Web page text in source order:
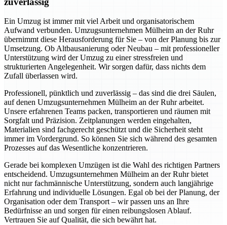
Ein Umzug ist immer mit viel Arbeit und organisatorischem
Aufwand verbunden. Umzugsunternehmen Mülheim an der Ruhr
übernimmt diese Herausforderung für Sie – von der Planung bis zur
Umsetzung. Ob Altbausanierung oder Neubau – mit professioneller
Unterstützung wird der Umzug zu einer stressfreien und
strukturierten Angelegenheit. Wir sorgen dafür, dass nichts dem
Zufall überlassen wird.
Professionell, pünktlich und zuverlässig – das sind die drei Säulen,
auf denen Umzugsunternehmen Mülheim an der Ruhr arbeitet.
Unsere erfahrenen Teams packen, transportieren und räumen mit
Sorgfalt und Präzision. Zeitplanungen werden eingehalten,
Materialien sind fachgerecht geschützt und die Sicherheit steht
immer im Vordergrund. So können Sie sich während des gesamten
Prozesses auf das Wesentliche konzentrieren.
Gerade bei komplexen Umzügen ist die Wahl des richtigen Partners
entscheidend. Umzugsunternehmen Mülheim an der Ruhr bietet
nicht nur fachmännische Unterstützung, sondern auch langjährige
Erfahrung und individuelle Lösungen. Egal ob bei der Planung, der
Organisation oder dem Transport – wir passen uns an Ihre
Bedürfnisse an und sorgen für einen reibungslosen Ablauf.
Vertrauen Sie auf Qualität, die sich bewährt hat.